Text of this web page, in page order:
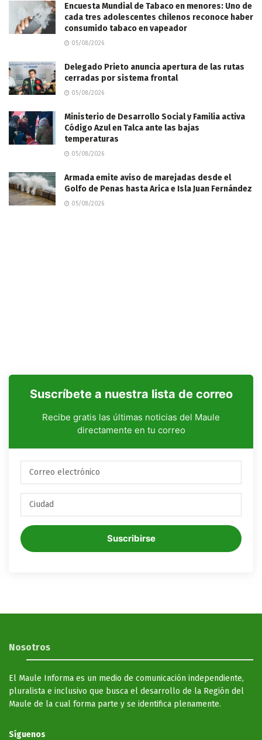
Encuesta Mundial de Tabaco en menores: Uno de
cada tres adolescentes chilenos reconoce haber
consumido tabaco en vapeador
05/08/2026
Delegado Prieto anuncia apertura de las rutas
cerradas por sistema frontal
05/08/2026
Ministerio de Desarrollo Social y Familia activa
Código Azul en Talca ante las bajas
temperaturas
05/08/2026
​Armada emite aviso de marejadas desde el
Golfo de Penas hasta Arica e Isla Juan Fernández
05/08/2026
Suscríbete a nuestra lista de correo
Recibe gratis las últimas noticias del Maule
directamente en tu correo
Suscribirse
Nosotros
El Maule Informa es un medio de comunicación independiente,
pluralista e inclusivo que busca el desarrollo de la Región del
Maule de la cual forma parte y se identifica plenamente.
Síguenos